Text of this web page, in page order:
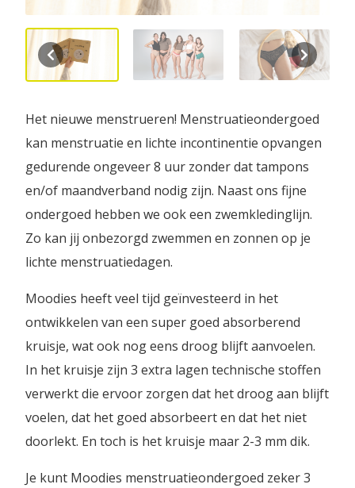
Het nieuwe menstrueren! Menstruatieondergoed
kan menstruatie en lichte incontinentie opvangen
gedurende ongeveer 8 uur zonder dat tampons
en/of maandverband nodig zijn. Naast ons fijne
ondergoed hebben we ook een zwemkledinglijn.
Zo kan jij onbezorgd zwemmen en zonnen op je
lichte menstruatiedagen.
Moodies heeft veel tijd geïnvesteerd in het
ontwikkelen van een super goed absorberend
kruisje, wat ook nog eens droog blijft aanvoelen.
In het kruisje zijn 3 extra lagen technische stoffen
verwerkt die ervoor zorgen dat het droog aan blijft
voelen, dat het goed absorbeert en dat het niet
doorlekt. En toch is het kruisje maar 2-3 mm dik.
Je kunt Moodies menstruatieondergoed zeker 3